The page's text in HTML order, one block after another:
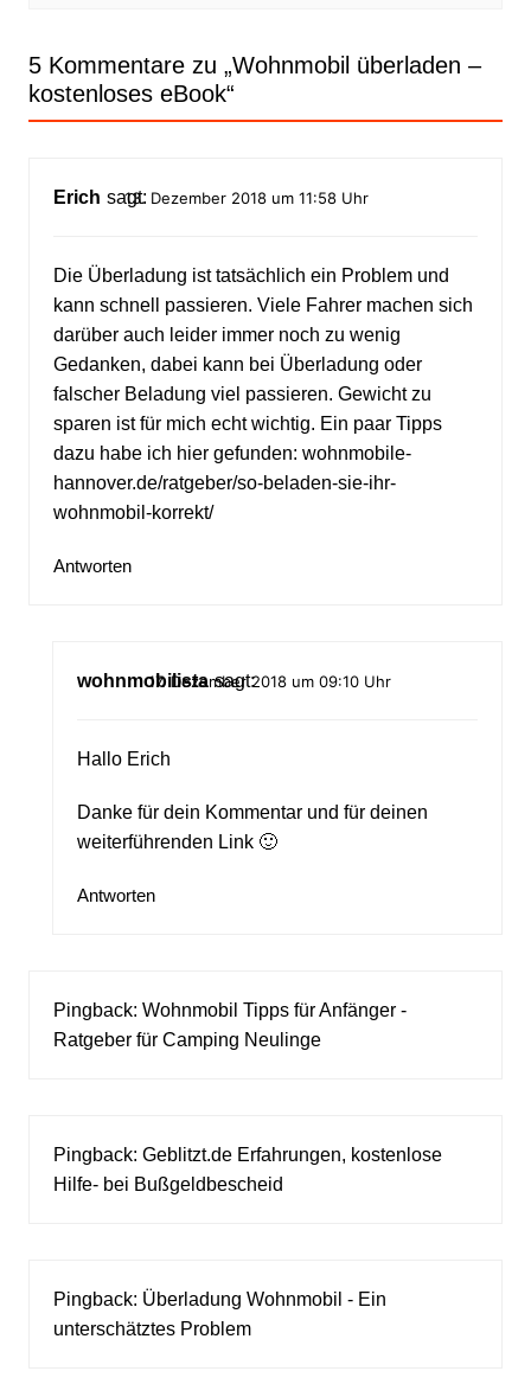
5 Kommentare zu „Wohnmobil überladen –
kostenloses eBook“
Erich sagt:13. Dezember 2018 um 11:58 Uhr
Die Überladung ist tatsächlich ein Problem und
kann schnell passieren. Viele Fahrer machen sich
darüber auch leider immer noch zu wenig
Gedanken, dabei kann bei Überladung oder
falscher Beladung viel passieren. Gewicht zu
sparen ist für mich echt wichtig. Ein paar Tipps
dazu habe ich hier gefunden: wohnmobile-
hannover.de/ratgeber/so-beladen-sie-ihr-
wohnmobil-korrekt/
Antworten
wohnmobilista sagt:
17. Dezember 2018 um 09:10 Uhr
Hallo Erich
Danke für dein Kommentar und für deinen
weiterführenden Link 🙂
Antworten
Pingback: Wohnmobil Tipps für Anfänger -
Ratgeber für Camping Neulinge
Pingback: Geblitzt.de Erfahrungen, kostenlose
Hilfe- bei Bußgeldbescheid
Pingback: Überladung Wohnmobil - Ein
unterschätztes Problem